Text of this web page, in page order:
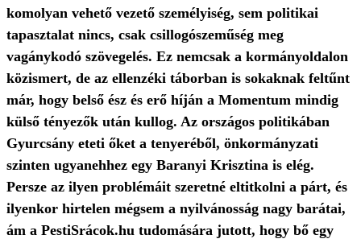
komolyan vehető vezető személyiség, sem politikai
tapasztalat nincs, csak csillogószeműség meg
vagánykodó szövegelés. Ez nemcsak a kormányoldalon
közismert, de az ellenzéki táborban is sokaknak feltűnt
már, hogy belső ész és erő híján a Momentum mindig
külső tényezők után kullog. Az országos politikában
Gyurcsány eteti őket a tenyeréből, önkormányzati
szinten ugyanehhez egy Baranyi Krisztina is elég.
Persze az ilyen problémáit szeretné eltitkolni a párt, és
ilyenkor hirtelen mégsem a nyilvánosság nagy barátai,
ám a PestiSrácok.hu tudomására jutott, hogy bő egy